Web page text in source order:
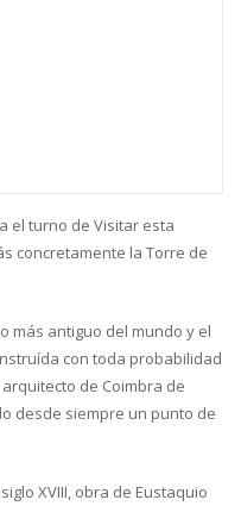
el turno de Visitar esta
concretamente la Torre de
más antiguo del mundo y el
con toda probabilidad
de Coimbra de
desde siempre un punto de
XVIII, obra de Eustaquio